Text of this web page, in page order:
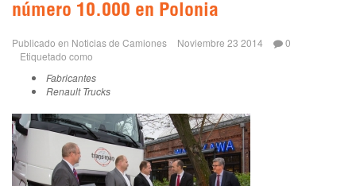
número 10.000 en Polonia
Publicado en Noticias de Camiones Noviembre 23 2014
0
Etiquetado como
Fabricantes
Renault Trucks